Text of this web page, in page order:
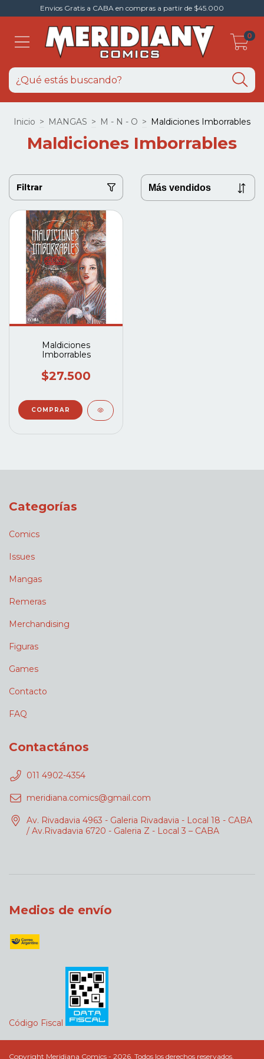
Envios Gratis a CABA en compras a partir de $45.000
0
Inicio > MANGAS > M - N - O > Maldiciones Imborrables
Maldiciones Imborrables
Filtrar
Maldiciones
Imborrables
$27.500
Categorías
Comics
Issues
Mangas
Remeras
Merchandising
Figuras
Games
Contacto
FAQ
Contactános
011 4902-4354
meridiana.comics@gmail.com
Av. Rivadavia 4963 - Galeria Rivadavia - Local 18 - CABA
/ Av.Rivadavia 6720 - Galeria Z - Local 3 – CABA
Medios de envío
Código Fiscal
Copyright Meridiana Comics - 2026. Todos los derechos reservados.